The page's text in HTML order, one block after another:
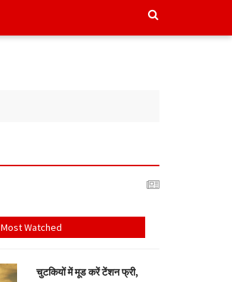
Most Watched
चुटकियों में मूड करें टेंशन फ्री,